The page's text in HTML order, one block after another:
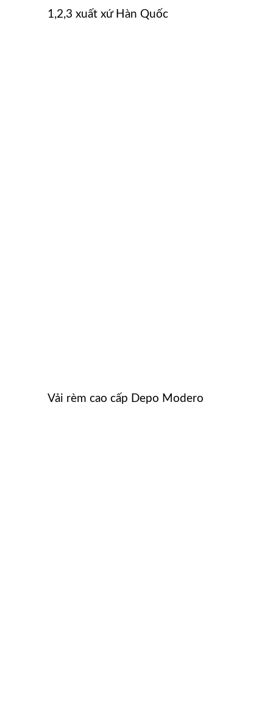
1,2,3 xuất xứ Hàn Quốc
Vải rèm cao cấp Depo Modero